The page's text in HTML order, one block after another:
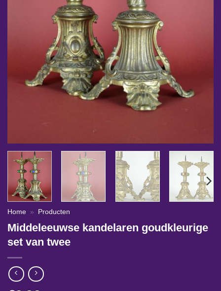
Home » Producten
Middeleeuwse kandelaren goudkleurige
set van twee